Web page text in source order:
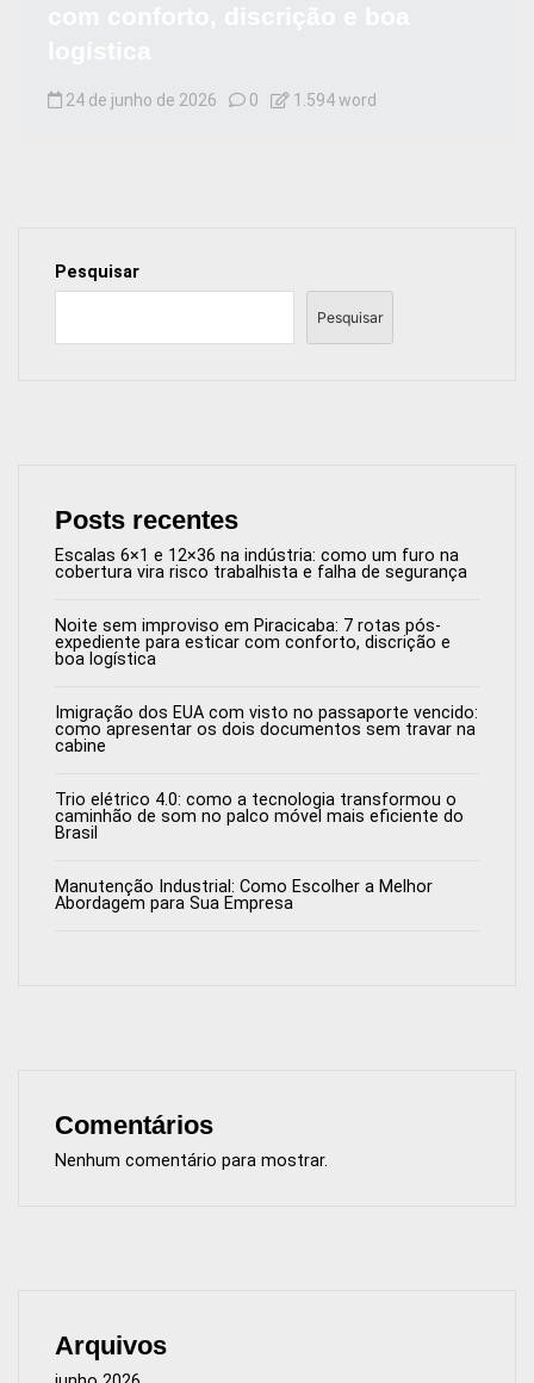
24 de junho de 2026 0 1.594 word
Pesquisar
Pesquisar
Posts recentes
Escalas 6×1 e 12×36 na indústria: como um furo na
cobertura vira risco trabalhista e falha de segurança
Noite sem improviso em Piracicaba: 7 rotas pós-
expediente para esticar com conforto, discrição e
boa logística
Imigração dos EUA com visto no passaporte vencido:
como apresentar os dois documentos sem travar na
cabine
Trio elétrico 4.0: como a tecnologia transformou o
caminhão de som no palco móvel mais eficiente do
Brasil
Manutenção Industrial: Como Escolher a Melhor
Abordagem para Sua Empresa
Comentários
Nenhum comentário para mostrar.
Arquivos